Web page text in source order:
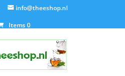
info@theeshop.nl
Items 0